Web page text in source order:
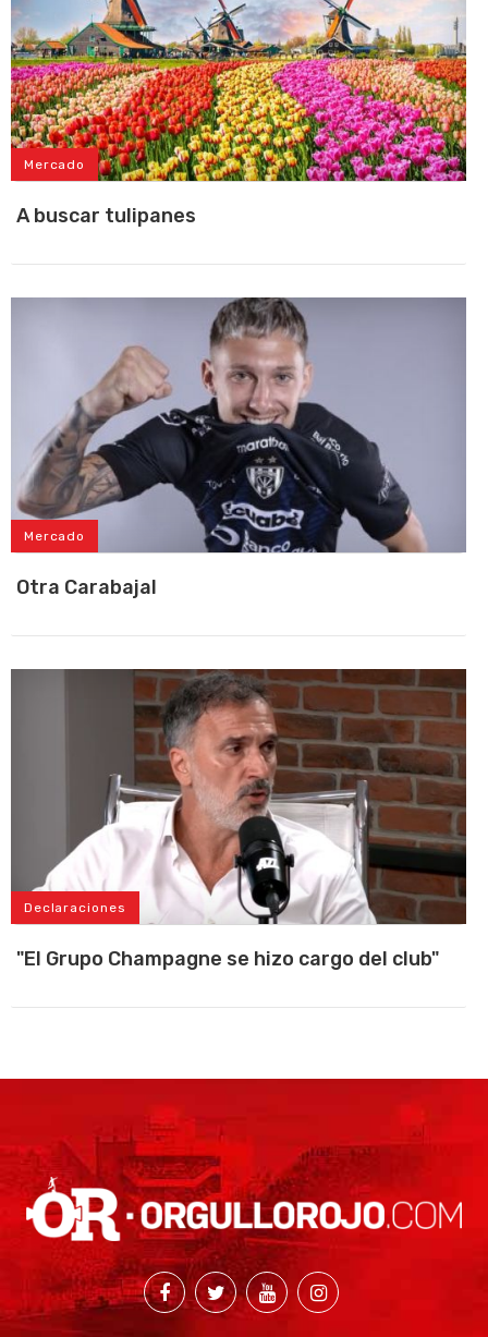
Mercado
A buscar tulipanes
Mercado
Otra Carabajal
Declaraciones
"El Grupo Champagne se hizo cargo del club"